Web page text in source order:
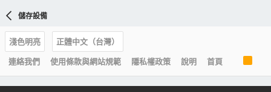
儲存設備
淺色明亮
正體中文（台灣）
連絡我們
使用條款與網站規範 隱私權政策 說明 首頁
R
S
S